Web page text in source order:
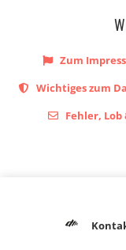
Zum
Wichtiges zum
Fehler,